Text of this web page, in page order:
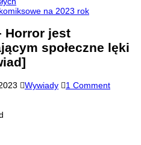
na 2023 rok
Horror jest
społeczne lęki
Wywiady 1 Comment